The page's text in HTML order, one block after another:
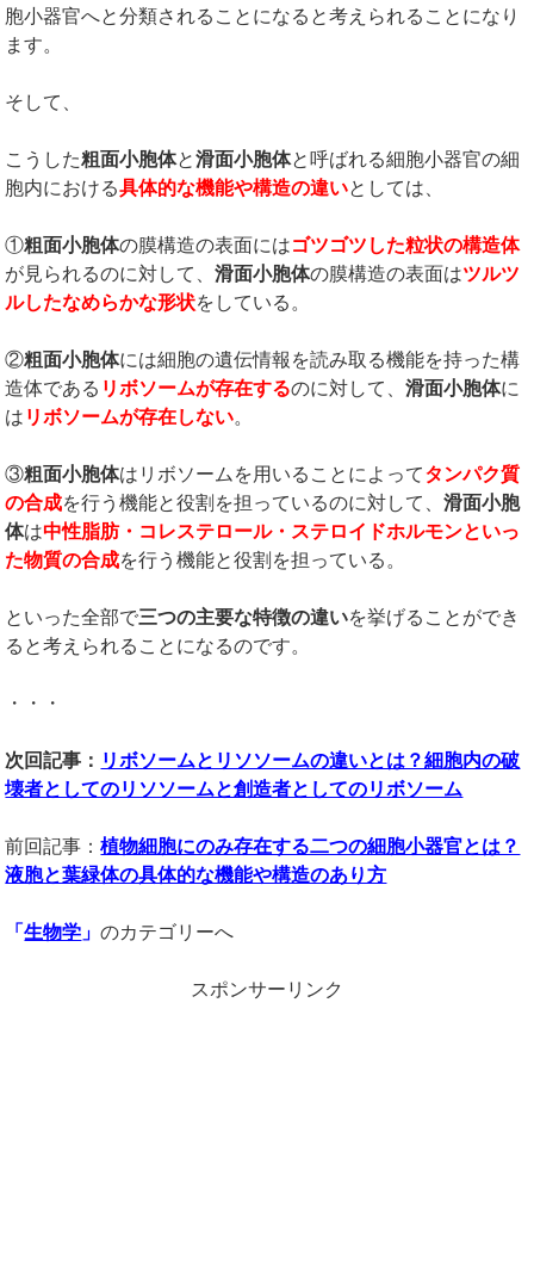
胞小器官へと分類されることになると考えられることになり
ます。
そして、
こうした粗面小胞体と滑面小胞体と呼ばれる細胞小器官の細
胞内における具体的な機能や構造の違いとしては、
①粗面小胞体の膜構造の表面にはゴツゴツした粒状の構造体
が見られるのに対して、滑面小胞体の膜構造の表面はツルツ
ルしたなめらかな形状をしている。
②粗面小胞体には細胞の遺伝情報を読み取る機能を持った構
造体である リボソームが存在するのに対して、滑面小胞体に
は リボソームが存在しない。
③粗面小胞体はリボソームを用いることによってタンパク質
の合成を行う機能と役割を担っているのに対して、滑面小胞
体は中性脂肪・コレステロール・ステロイドホルモンといっ
た物質の合成を行う機能と役割を担っている。
といった全部で三つの主要な特徴の違いを挙げることができ
ると考えられることになるのです。
・・・
次回記事： リボソームとリソソームの違いとは？細胞内の破
壊者としてのリソソームと創造者としてのリボソーム
前回記事：植物細胞にのみ存在する二つの細胞小器官とは？
液胞と葉緑体の具体的な機能や構造のあり方
「生物学 」のカテゴリーへ
スポンサーリンク